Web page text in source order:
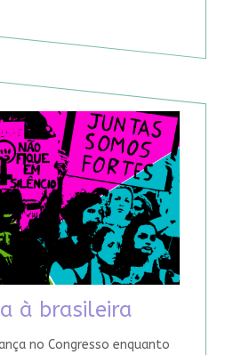
à brasileira
no Congresso enquanto